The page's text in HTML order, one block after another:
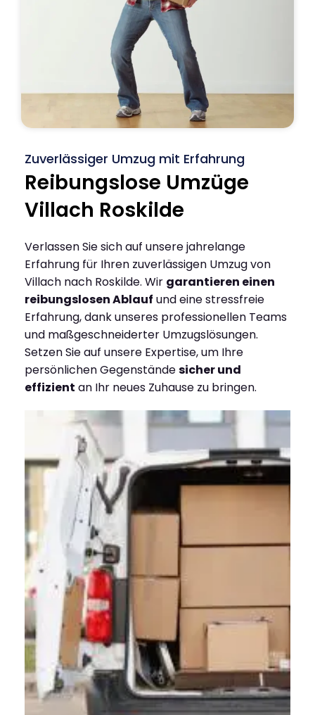
Zuverlässiger Umzug mit Erfahrung
Reibungslose Umzüge
Villach Roskilde
Verlassen Sie sich auf unsere jahrelange
Erfahrung für Ihren zuverlässigen Umzug von
Villach nach Roskilde. Wir garantieren einen
reibungslosen Ablauf und eine stressfreie
Erfahrung, dank unseres professionellen Teams
und maßgeschneiderter Umzugslösungen.
Setzen Sie auf unsere Expertise, um Ihre
persönlichen Gegenständesicher und
effizient an Ihr neues Zuhause zu bringen.